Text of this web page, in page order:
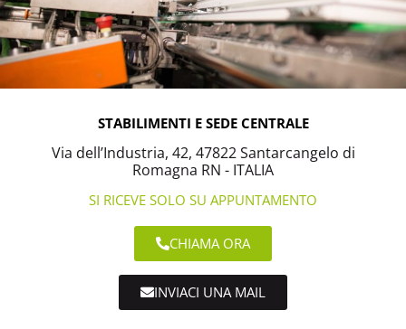
STABILIMENTI E SEDE CENTRALE
Via dell’Industria, 42, 47822 Santarcangelo di
Romagna RN - ITALIA
SI RICEVE SOLO SU APPUNTAMENTO
CHIAMA ORA
INVIACI UNA MAIL